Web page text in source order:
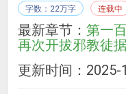
字数：22万字 连载中
最新章节： 第一
再次开拔邪教徒
更新时间：2025-